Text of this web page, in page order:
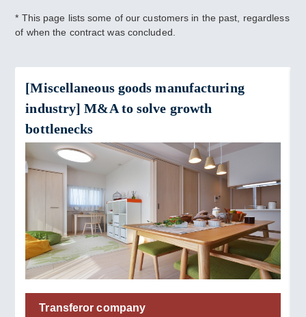
* This page lists some of our customers in the past, regardless
of when the contract was concluded.
[Miscellaneous goods manufacturing
industry] M&A to solve growth
bottlenecks
Transferor company